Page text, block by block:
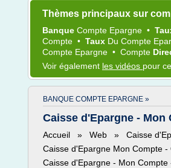
Thèmes principaux sur
Banque Compte Epargne •
Compte • Taux Du Compte
Compte Epargne • Compte
Voir également les vidéos pour
BANQUE COMPTE EPARGNE »
Caisse d'Epargne - Mon
Accueil » Web » Caisse
Caisse d'Epargne Mon Compte -
Caisse d'Epargne - Mon Compte